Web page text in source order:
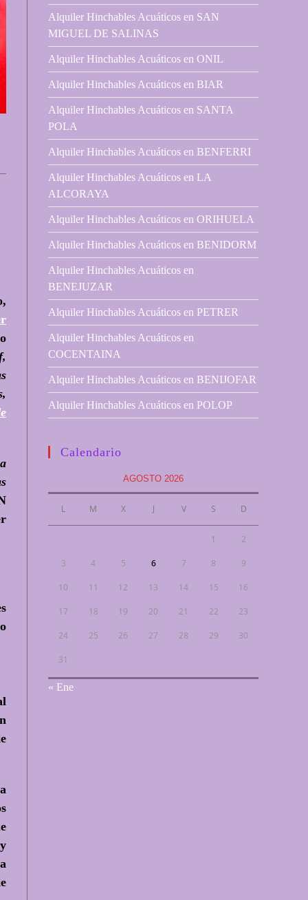
Alquiler Hinchables Acuáticos en SAN
MIGUEL DE SALINAS
Alquiler Hinchables Acuáticos en ONIL
Alquiler Hinchables Acuáticos en BIAR
Alquiler Hinchables Acuáticos en SANTA
POLA
Alquiler Hinchables Acuáticos en BENFERRI
Alquiler Hinchables Acuáticos en LA
ALCORAYA
Alquiler Hinchables Acuáticos en ORIHUELA
Alquiler Hinchables Acuáticos en BENIDORM
Alquiler Hinchables Acuáticos en
BENEJUZAR
Alquiler Hinchables Acuáticos en PETRER
Alquiler Hinchables Acuáticos en
COCENTAINA
Alquiler Hinchables Acuáticos en BENIJOFAR
Alquiler Hinchables Acuáticos en POLOP
Calendario
AGOSTO 2026
L M X J V S D
1 2
3 4 5 6 7 8 9
10 11 12 13 14 15 16
17 18 19 20 21 22 23
24 25 26 27 28 29 30
31
« Ene